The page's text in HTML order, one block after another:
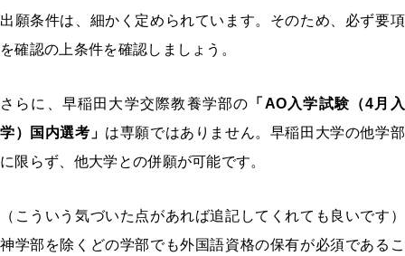
出願条件は、細かく定められています。そのため、必ず要項
を確認の上条件を確認しましょう。
さらに、早稲田大学交際教養学部の 「AO入学試験（4月入
学）国内選考」 は専願ではありません。早稲田大学の他学部
に限らず、他大学との併願が可能です。
（こういう気づいた点があれば追記してくれても良いです）
神学部を除くどの学部でも外国語資格の保有が必須であるこ